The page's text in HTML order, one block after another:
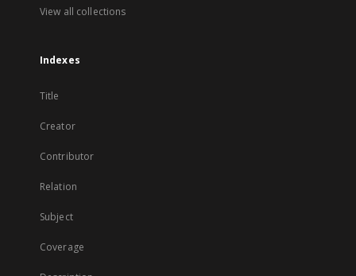
View all collections
Indexes
Title
Creator
Contributor
Relation
Subject
Coverage